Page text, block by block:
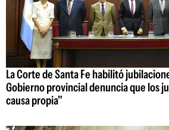
La Corte de Santa Fe habilitó
Gobierno provincial denuncia que los
causa propia"